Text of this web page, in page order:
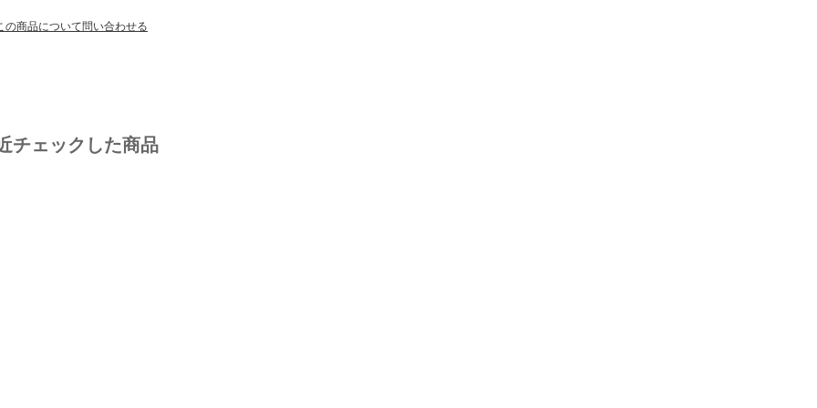
の商品について問い合わせる
チェックした商品